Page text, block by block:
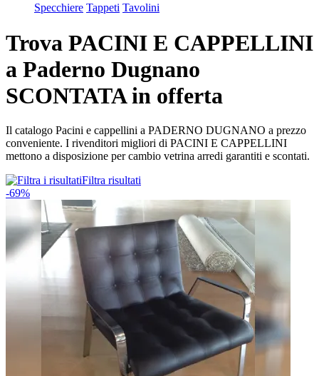
Specchiere Tappeti Tavolini
Trova PACINI E CAPPELLINI
a Paderno Dugnano
SCONTATA in offerta
Il catalogo Pacini e cappellini a PADERNO DUGNANO a prezzo
conveniente. I rivenditori migliori di PACINI E CAPPELLINI
mettono a disposizione per cambio vetrina arredi garantiti e scontati.
Filtra risultati
-69%